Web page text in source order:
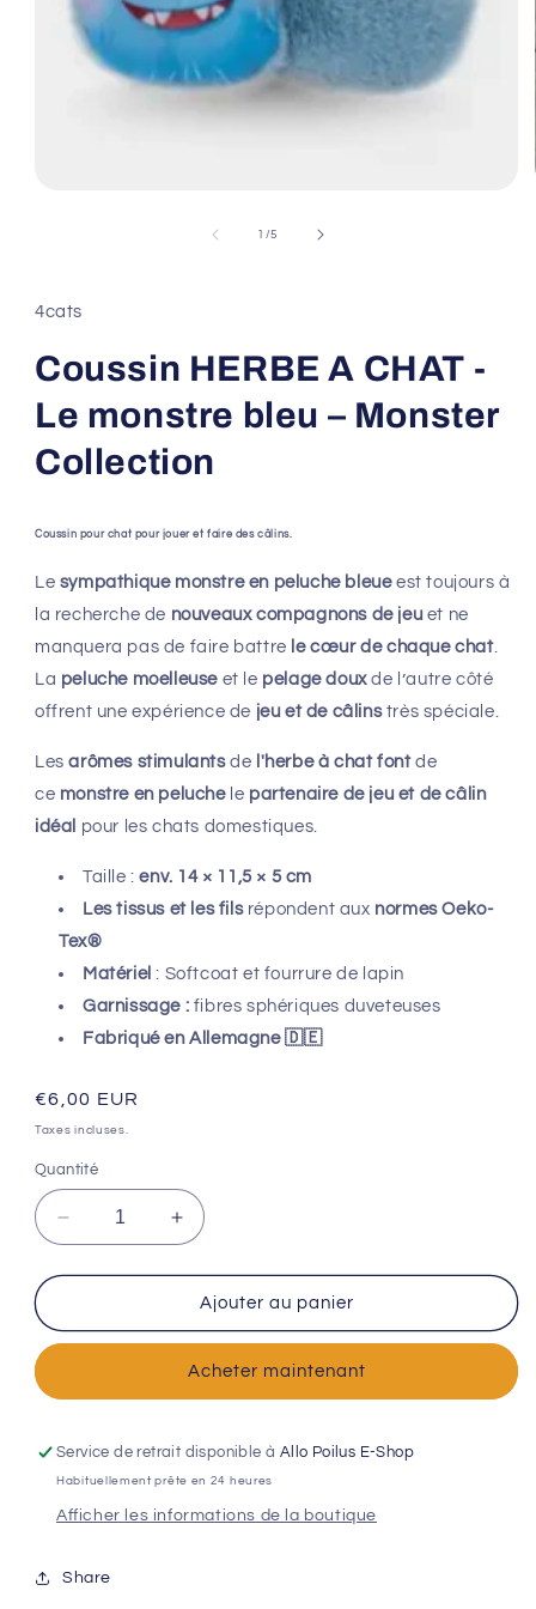
fenêtre
1 /de
5
4cats
Coussin HERBE A CHAT -
Le monstre bleu – Monster
Collection
Coussin pour chat pour jouer et faire des câlins.
Le sympathique monstre en peluche bleue est toujours à
la recherche de nouveaux compagnons de jeu et ne
manquera pas de faire battre le cœur de chaque chat.
La peluche moelleuse et le pelage doux de l’autre côté
offrent une expérience de jeu et de câlins très spéciale.
Les arômes stimulantsde l'herbe à chat fontde
ce monstre en peluche le partenaire de jeu et de câlin
idéal pour les chats domestiques.
Taille : env. 14 × 11,5 × 5 cm
Les tissus et les fils répondent aux normes Oeko-
Tex®
Matériel : Softcoat et fourrure de lapin
Garnissage : fibres sphériques duveteuses
Fabriqué en Allemagne 🇩🇪
Prix
habituel
€6,00 EUR
Taxes incluses.
Quantité
Réduire
la
quantité
Coussin
CHAT
Le
monstre
bleu
–
Collection
Augmenter
la
quantité
Coussin
A
CHAT
Le
monstre
–
Ajouter au panier
Acheter maintenant
Service de retrait disponible à Allo Poilus E-Shop
Habituellement prête en 24 heures
Afficher les informations de la boutique
Share